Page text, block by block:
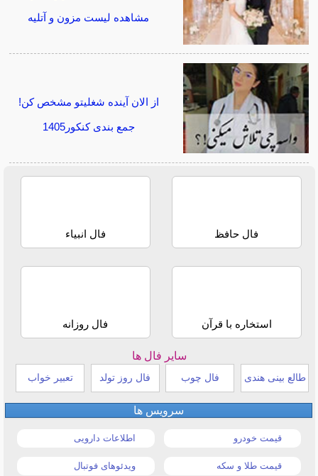
مشاهده لیست مزون و آتلیه
از الان آینده شغلیتو مشخص کن!
جمع بندی کنکور1405
فال حافظ فال انبیاء
استخاره با قرآن فال روزانه
سایر فال ها
طالع بینی هندی فال چوب فال روز تولد تعبیر خواب
سرویس ها
قیمت خودرو اطلاعات دارویی
قیمت طلا و سکه ویدئوهای فوتبال